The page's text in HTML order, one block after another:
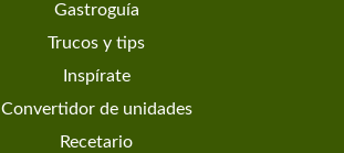
Gastroguía
Trucos y tips
Inspírate
Convertidor de unidades
Recetario